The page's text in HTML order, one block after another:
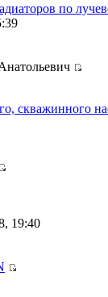
по
скважинного
19:40